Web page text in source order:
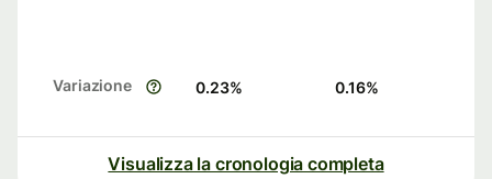
Variazione 0.23% 0.16%
Visualizza la cronologia completa